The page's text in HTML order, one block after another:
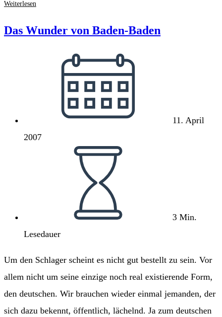
Weiterlesen
Musikrat
Das Wunder von Baden-Baden
veröffentlicht:
11. April
2007
3 Min.
Lesedauer
Um den Schlager scheint es nicht gut bestellt zu sein. Vor
allem nicht um seine einzige noch real existierende Form,
den deutschen. Wir brauchen wieder einmal jemanden, der
sich dazu bekennt, öffentlich, lächelnd. Ja zum deutschen